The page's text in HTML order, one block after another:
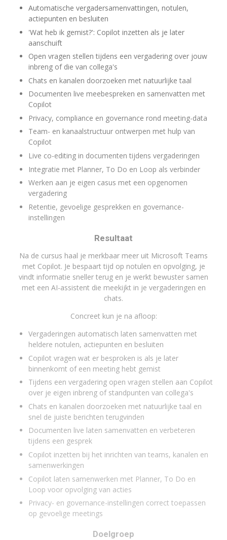
Automatische vergadersamenvattingen, notulen,
actiepunten en besluiten
'Wat heb ik gemist?': Copilot inzetten als je later
aanschuift
Open vragen stellen tijdens een vergadering over jouw
inbreng of die van collega's
Chats en kanalen doorzoeken met natuurlijke taal
Documenten live meebespreken en samenvatten met
Copilot
Privacy, compliance en governance rond meeting-data
Team- en kanaalstructuur ontwerpen met hulp van
Copilot
Live co-editing in documenten tijdens vergaderingen
Integratie met Planner, To Do en Loop als verbinder
Werken aan je eigen casus met een opgenomen
vergadering
Retentie, gevoelige gesprekken en governance-
instellingen
Resultaat
Na de cursus haal je merkbaar meer uit Microsoft Teams
met Copilot. Je bespaart tijd op notulen en opvolging, je
vindt informatie sneller terug en je werkt bewuster samen
met een AI-assistent die meekijkt in je vergaderingen en
chats.
Concreet kun je na afloop:
Vergaderingen automatisch laten samenvatten met
heldere notulen, actiepunten en besluiten
Copilot vragen wat er besproken is als je later
binnenkomt of een meeting hebt gemist
Tijdens een vergadering open vragen stellen aan Copilot
over je eigen inbreng of standpunten van collega's
Chats en kanalen doorzoeken met natuurlijke taal en
snel de juiste berichten terugvinden
Documenten live laten samenvatten en verbeteren
tijdens een gesprek
Copilot inzetten bij het inrichten van teams, kanalen en
samenwerkingen
Copilot laten samenwerken met Planner, To Do en
Loop voor opvolging van acties
Privacy- en governance-instellingen correct toepassen
op gevoelige meetings
Doelgroep